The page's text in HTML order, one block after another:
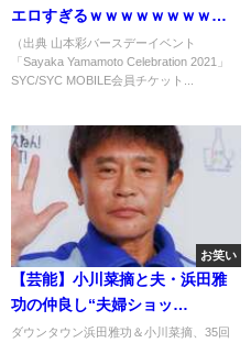
エロすぎるｗｗｗｗｗｗｗｗｗ
ｗｗｗｗｗｗｗｗｗｗｗｗ
（出典 山本彩バースデーイベント
「Sayaka Yamamoto Celebration 2021」
SYC/SYC MOBILE会員チケット...
お笑い
【芸能】小川菜摘と夫・浜田雅
功の仲良し“夫婦ショッ
ト”！！！
ダウンタウン浜田雅功＆小川菜摘、35回